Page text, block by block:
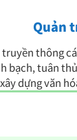
Quản
thông
bạch, tuân
dựng văn